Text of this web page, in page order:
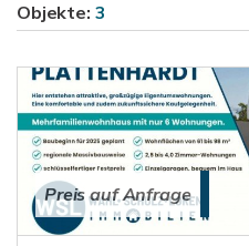
Objekte: 3
Preis auf Anfrage